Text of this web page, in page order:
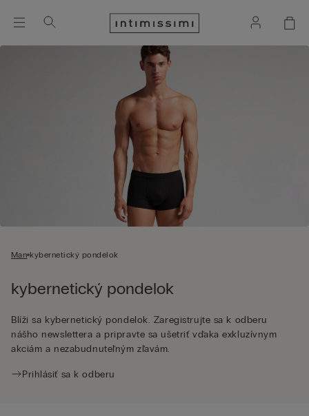
Man kybernetický pondelok
kybernetický pondelok
Blíži sa kybernetický pondelok. Zaregistrujte sa k odberu
nášho newslettera a pripravte sa ušetriť vďaka exkluzívnym
akciám a nezabudnuteľným zľavám.
Prihlásiť sa k odberu